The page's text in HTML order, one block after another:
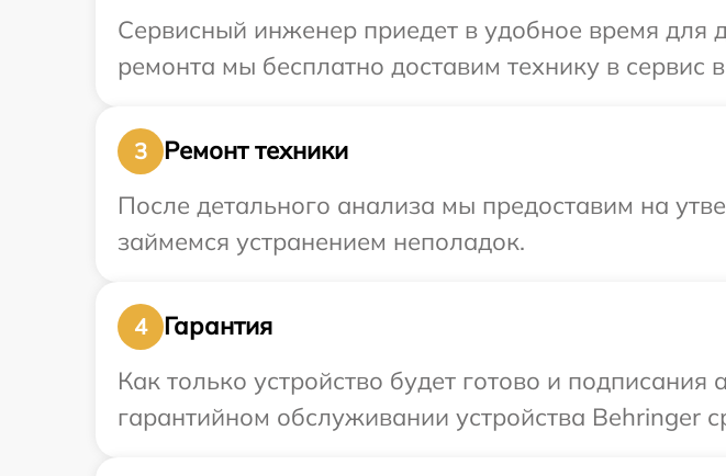
Сервисный инженер приедет в удобное время для
ремонта мы бесплатно доставим технику в сервис
3
Ремонт техники
После детального анализа мы предоставим на
займемся устранением неполадок.
4
Гарантия
Как только устройство будет готово и
гарантийном обслуживании устройства Behringer